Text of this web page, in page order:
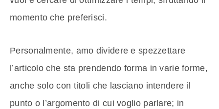
momento che preferisci.
Personalmente, amo dividere e spezzettare
l’articolo che sta prendendo forma in varie forme,
anche solo con titoli che lasciano intendere il
punto o l’argomento di cui voglio parlare; in